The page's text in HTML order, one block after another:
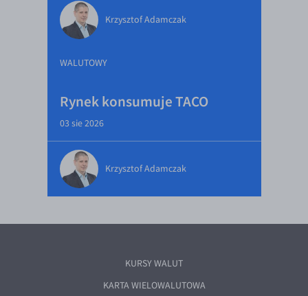
Krzysztof Adamczak
WALUTOWY
Rynek konsumuje TACO
03 sie 2026
Krzysztof Adamczak
KURSY WALUT
KARTA WIELOWALUTOWA